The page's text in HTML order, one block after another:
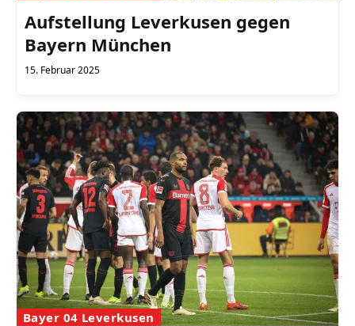
Aufstellung Leverkusen gegen
Bayern München
15. Februar 2025
Bayer 04 Leverkusen